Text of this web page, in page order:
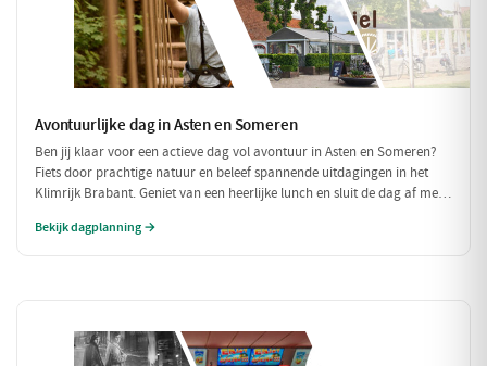
Avontuurlijke dag in Asten en Someren
Ben jij klaar voor een actieve dag vol avontuur in Asten en Someren?
Fiets door prachtige natuur en beleef spannende uitdagingen in het
Klimrijk Brabant. Geniet van een heerlijke lunch en sluit de dag af met
fietsen!
Bekijk dagplanning →